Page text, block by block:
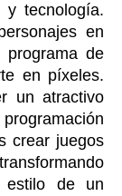
y tecnología.
en
de
en píxeles.
un atractivo
crear juegos
estilo de un